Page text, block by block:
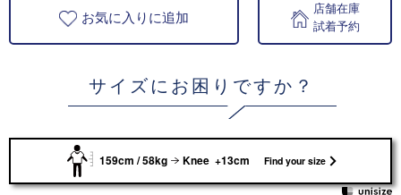
お気に入りに追加
店舗在庫
試着予約
サイズにお困りですか？
159cm / 58kg Knee +13cm Find your size